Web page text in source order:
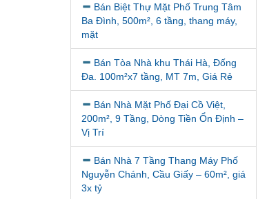
Bán Biệt Thự Mặt Phố Trung Tâm
Ba Đình, 500m², 6 tầng, thang máy,
mặt
Bán Tòa Nhà khu Thái Hà, Đống
Đa. 100m²x7 tầng, MT 7m, Giá Rẻ
Bán Nhà Mặt Phố Đại Cồ Việt,
200m², 9 Tầng, Dòng Tiền Ổn Định –
Vị Trí
Bán Nhà 7 Tầng Thang Máy Phố
Nguyễn Chánh, Cầu Giấy – 60m², giá
3x tỷ